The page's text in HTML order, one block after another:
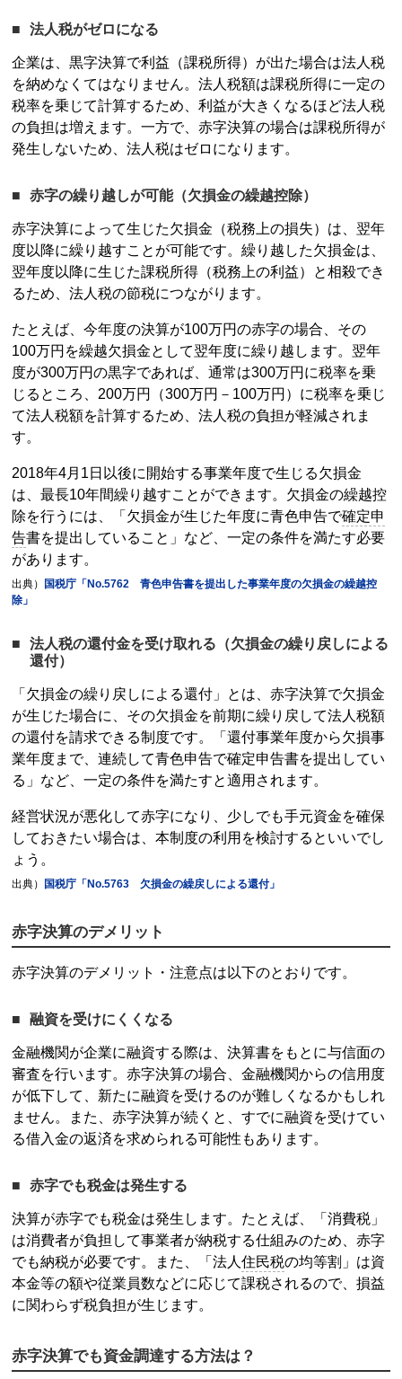
法人税がゼロになる
企業は、黒字決算で利益（課税所得）が出た場合は法人税
を納めなくてはなりません。法人税額は課税所得に一定の
税率を乗じて計算するため、利益が大きくなるほど法人税
の負担は増えます。一方で、赤字決算の場合は課税所得が
発生しないため、法人税はゼロになります。
赤字の繰り越しが可能（欠損金の繰越控除）
赤字決算によって生じた欠損金（税務上の損失）は、翌年
度以降に繰り越すことが可能です。繰り越した欠損金は、
翌年度以降に生じた課税所得（税務上の利益）と相殺でき
るため、法人税の節税につながります。
たとえば、今年度の決算が100万円の赤字の場合、その
100万円を繰越欠損金として翌年度に繰り越します。翌年
度が300万円の黒字であれば、通常は300万円に税率を乗
じるところ、200万円（300万円－100万円）に税率を乗じ
て法人税額を計算するため、法人税の負担が軽減されま
す。
2018年4月1日以後に開始する事業年度で生じる欠損金
は、最長10年間繰り越すことができます。欠損金の繰越控
除を行うには、「欠損金が生じた年度に青色申告で確定申
告書を提出していること」など、一定の条件を満たす必要
があります。
出典）
国税庁「No.5762 青色申告書を提出した事業年度の欠損金の繰越控
除」
法人税の還付金を受け取れる（欠損金の繰り戻しによる
還付）
「欠損金の繰り戻しによる還付」とは、赤字決算で欠損金
が生じた場合に、その欠損金を前期に繰り戻して法人税額
の還付を請求できる制度です。「還付事業年度から欠損事
業年度まで、連続して青色申告で確定申告書を提出してい
る」など、一定の条件を満たすと適用されます。
経営状況が悪化して赤字になり、少しでも手元資金を確保
しておきたい場合は、本制度の利用を検討するといいでし
ょう。
出典） 国税庁「No.5763 欠損金の繰戻しによる還付」
赤字決算のデメリット
赤字決算のデメリット・注意点は以下のとおりです。
融資を受けにくくなる
金融機関が企業に融資する際は、決算書をもとに与信面の
審査を行います。赤字決算の場合、金融機関からの信用度
が低下して、新たに融資を受けるのが難しくなるかもしれ
ません。また、赤字決算が続くと、すでに融資を受けてい
る借入金の返済を求められる可能性もあります。
赤字でも税金は発生する
決算が赤字でも税金は発生します。たとえば、「消費税」
は消費者が負担して事業者が納税する仕組みのため、赤字
でも納税が必要です。また、「法人住民税の均等割」は資
本金等の額や従業員数などに応じて課税されるので、損益
に関わらず税負担が生じます。
赤字決算でも資金調達する方法は？